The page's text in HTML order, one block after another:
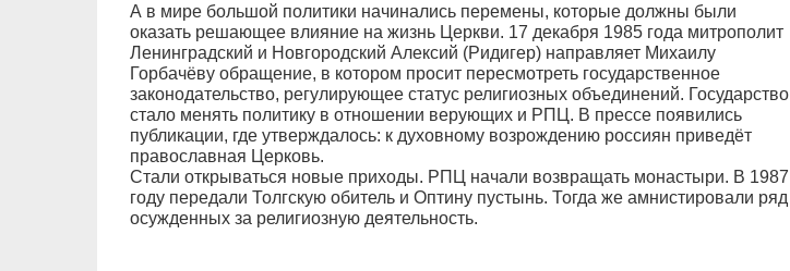
А в мире большой политики начинались перемены, которые должны были
оказать решающее влияние на жизнь Церкви. 17 декабря 1985 года митрополит
Ленинградский и Новгородский Алексий (Ридигер) направляет Михаилу
Горбачёву обращение, в котором просит пересмотреть государственное
законодательство, регулирующее статус религиозных объединений. Государство
стало менять политику в отношении верующих и РПЦ. В прессе появились
публикации, где утверждалось: к духовному возрождению россиян приведёт
православная Церковь.
Стали открываться новые приходы. РПЦ начали возвращать монастыри. В 1987
году передали Толгскую обитель и Оптину пустынь. Тогда же амнистировали ряд
осужденных за религиозную деятельность.